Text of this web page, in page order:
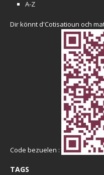
A-Z
Dir könnt d'Cotisatioun och
Code bezuelen :
TAGS